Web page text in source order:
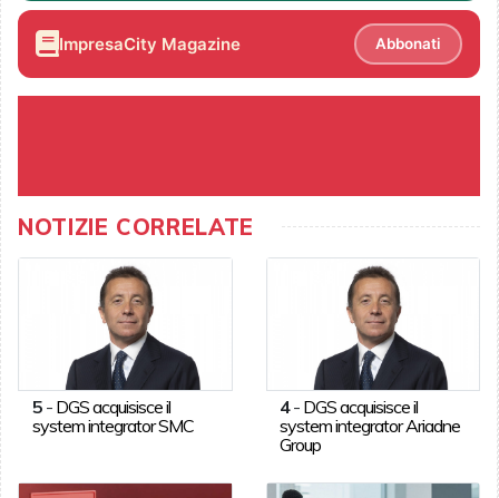
ImpresaCity Magazine Abbonati
NOTIZIE CORRELATE
5- DGS acquisisce il
system integrator SMC
4- DGS acquisisce il
system integrator Ariadne
Group